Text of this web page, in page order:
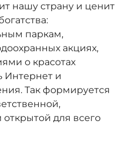
нашу страну и ценит
паркам,
акциях,
о красотах
Интернет и
Так формируется
для всего